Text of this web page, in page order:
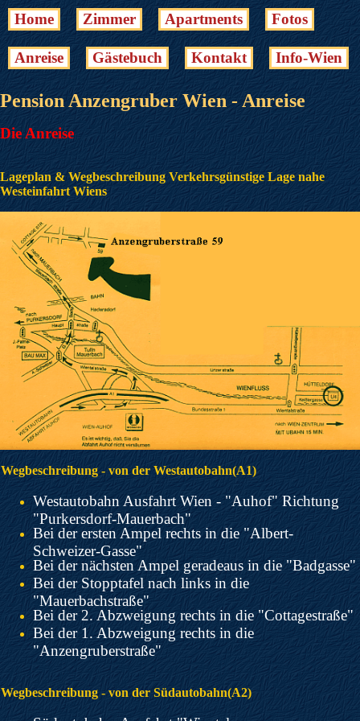
Home Zimmer Apartments Fotos
Anreise Gästebuch Kontakt Info-Wien
Pension Anzengruber Wien - Anreise
Die Anreise
Lageplan & Wegbeschreibung Verkehrsgünstige Lage nahe
Westeinfahrt Wiens
Wegbeschreibung - von der Westautobahn(A1)
Westautobahn Ausfahrt Wien - "Auhof" Richtung
"Purkersdorf-Mauerbach"
Bei der ersten Ampel rechts in die "Albert-
Schweizer-Gasse"
Bei der nächsten Ampel geradeaus in die "Badgasse"
Bei der Stopptafel nach links in die
"Mauerbachstraße"
Bei der 2. Abzweigung rechts in die "Cottagestraße"
Bei der 1. Abzweigung rechts in die
"Anzengruberstraße"
Wegbeschreibung - von der Südautobahn(A2)